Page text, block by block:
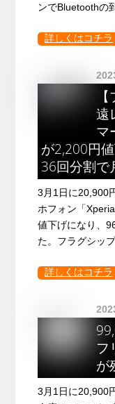
ンでBluetoothの
詳しくはコチラ
遠
マ
が2,200円
36回分割で
3月1日に20,900
ホフォン「
値下げになり、
た。フラグシッ
詳しくはコチラ
フ
が
3月1日に20,900